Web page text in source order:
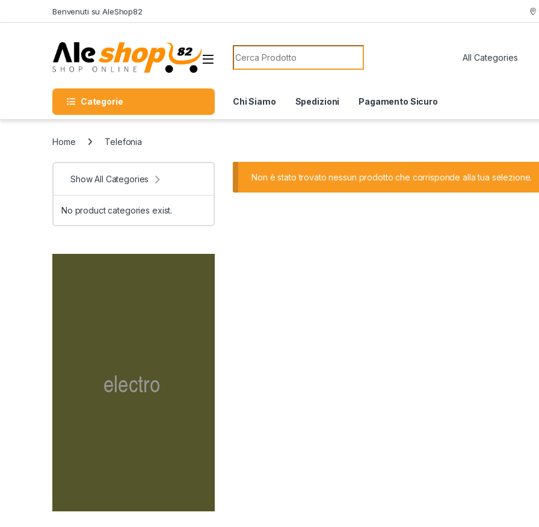
Benvenuti su AleShop82
Search for:
Categorie Chi Siamo Spedizioni Pagamento Sicuro
Home Telefonia
Non è stato trovato nessun prodotto che corrisponde alla tua selezione.
Show All Categories
No product categories exist.